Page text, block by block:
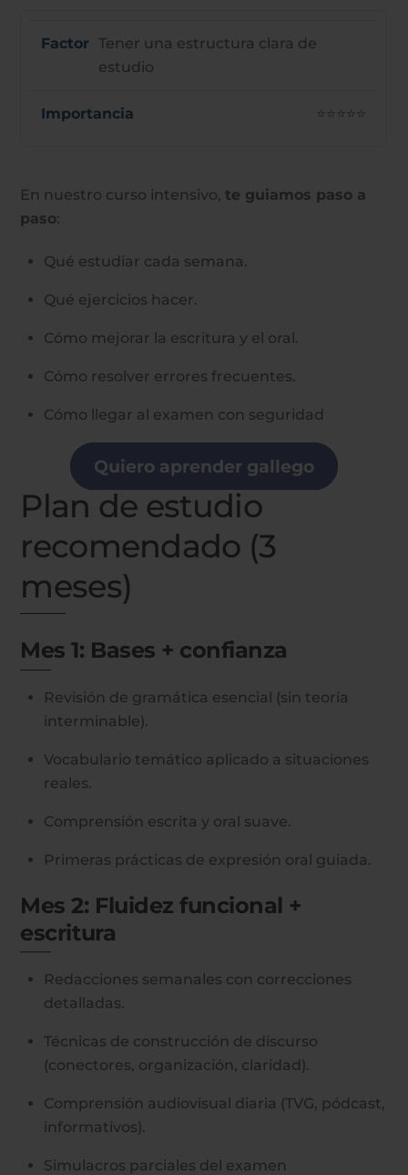
Tener una estructura clara de
estudio
⭐⭐⭐⭐⭐
En nuestro curso intensivo,te guiamos paso a
paso:
Qué estudiar cada semana.
Qué ejercicios hacer.
Cómo mejorar la escritura y el oral.
Cómo resolver errores frecuentes.
Cómo llegar al examen con seguridad
Quiero aprender gallego
Plan de estudio
recomendado (3
meses)
Mes 1: Bases + confianza
Revisión de gramática esencial (sin teoría
interminable).
Vocabulario temático aplicado a situaciones
reales.
Comprensión escrita y oral suave.
Primeras prácticas de expresión oral guiada.
Mes 2: Fluidez funcional +
escritura
Redacciones semanales con correcciones
detalladas.
Técnicas de construcción de discurso
(conectores, organización, claridad).
Comprensión audiovisual diaria (TVG, pódcast,
informativos).
Simulacros parciales del examen